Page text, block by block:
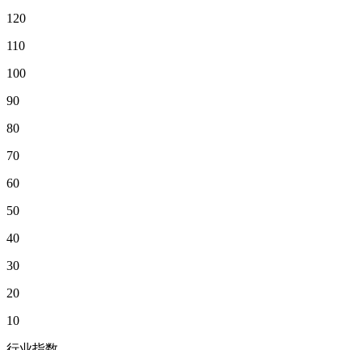
120
110
100
90
80
70
60
50
40
30
20
10